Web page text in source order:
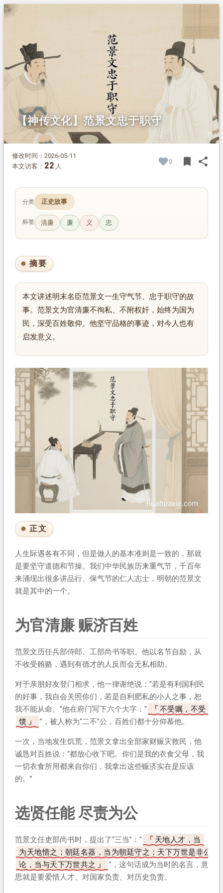
1. 摘要
2.2.
2.3.不附奸权 无愧本心
2.4.
领兵勤王 体恤将士
2.5.忠言直谏 一生守节
【神传文化】范景文忠于职守
修改时间：2026-05-11
本文访客： 22 人
0 bookmark share
分类 正史故事
标签 清廉 廉 义 忠
摘要
本文讲述明末名臣范景文一生守气节、忠于职守的故
事。范景文为官清廉不徇私、不附权奸，始终为国为
民，深受百姓敬仰。他坚守品格的事迹，对今人也有
启发意义。
正文
人生际遇各有不同，但是做人的基本准则是一致的，那就
是要坚守道德和节操。我们中华民族历来重气节，千百年
来涌现出很多讲品行、保气节的仁人志士，明朝的范景文
就是其中的一个。
为官清廉 赈济百姓
范景文历任兵部侍郎、工部尚书等职。他以名节自励，从
不收受贿赂，遇到有德才的人反而会无私相助。
对于亲朋好友登门相求，他一律谢绝说：“若是有利国利民
的好事，我自会关照你们，若是自利肥私的小人之事，恕
我不能从命。”他在府门写下六个大字：“
不受嘱，不受
馈
”，被人称为“二不”公，百姓们都十分仰慕他。
一次，当地发生饥荒，范景文拿出全部家财赈灾救民，他
诚恳对百姓说：“都放心收下吧。你们是我的衣食父母，我
一切衣食所用都来自你们，我拿出这些赈济实在是应该
的。”
选贤任能 尽责为公
范景文任吏部尚书时，提出了“三当”：“
天地人才，当
为天地惜之；朝廷名器，当为朝廷守之；天下万世是非公
论，当与天下万世共之
”，这句话成为当时的名言，意
思就是要爱惜人才、对国家负责、对历史负责。